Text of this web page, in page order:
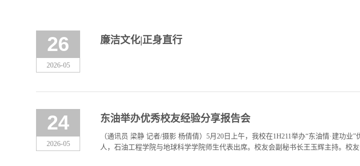
26
2026-05
廉洁文化|正身直行
24
2026-05
东油举办优秀校友经验分享报告会
（通讯员 梁静 记者/摄影 杨倩倩）5月20日上午，我校在1H211举办“东油情·建功
人，石油工程学院与地球科学学院师生代表出席。校友会副秘书长王玉辉主持。校